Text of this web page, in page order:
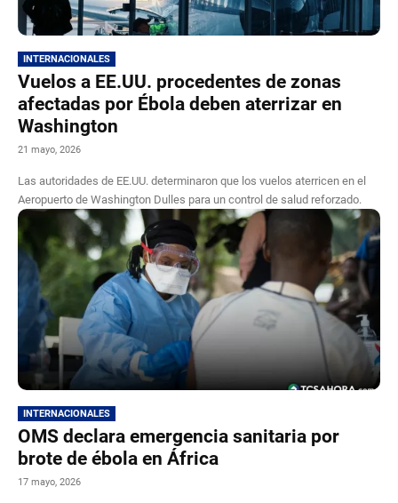
INTERNACIONALES
Vuelos a EE.UU. procedentes de zonas
afectadas por Ébola deben aterrizar en
Washington
21 mayo, 2026
Las autoridades de EE.UU. determinaron que los vuelos aterricen en el
Aeropuerto de Washington Dulles para un control de salud reforzado.
INTERNACIONALES
OMS declara emergencia sanitaria por
brote de ébola en África
17 mayo, 2026